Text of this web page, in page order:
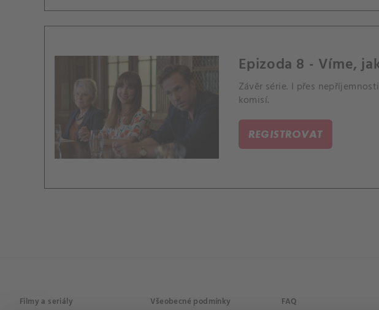
Epizoda 8 - Víme,
Závěr série. I přes
komisí.
REGISTROVAT
Filmy a seriály Všeobecné podmínky FAQ